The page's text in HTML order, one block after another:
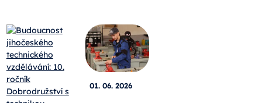
01. 06. 2026